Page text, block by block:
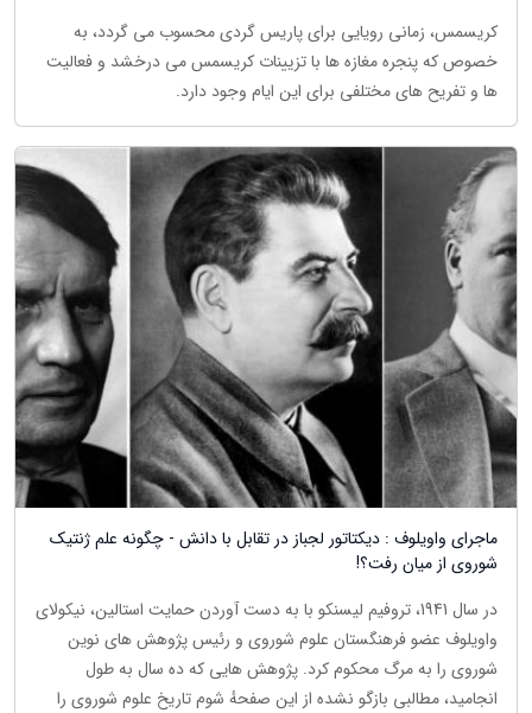
کریسمس، زمانی رویایی برای پاریس گردی محسوب می گردد، به
خصوص که پنجره مغازه ها با تزیینات کریسمس می درخشد و فعالیت
ها و تفریح های مختلفی برای این ایام وجود دارد.
ماجرای واویلوف : دیکتاتور لجباز در تقابل با دانش - چگونه علم ژنتیک
شوروی از میان رفت؟!
در سال 1941، تروفیم لیسنکو با به دست آوردن حمایت استالین، نیکولای
واویلوف عضو فرهنگستان علوم شوروی و رئیس پژوهش های نوین
شوروی را به مرگ محکوم کرد. پژوهش هایی که ده سال به طول
انجامید، مطالبی بازگو نشده از این صفحهٔ شوم تاریخ علوم شوروی را